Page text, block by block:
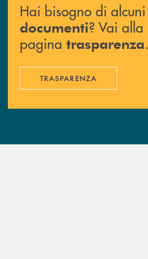
Hai bisogno di alcuni
documenti? Vai alla
pagina trasparenza.
TRASPARENZA